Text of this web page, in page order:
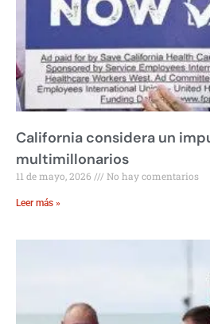
California considera un
multimillonarios
11 de mayo, 2026 No hay comentarios
Leer más »